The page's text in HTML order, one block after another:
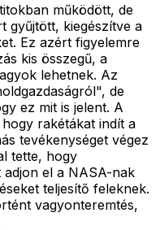
működött, de
gyűjtött, kiegészítve a
Ez azért figyelemre
kis összegű, a
lehetnek. Az
de
ez mit is jelent. A
rakétákat indít a
tevékenységet végez
tette, hogy
el a NASA-nak
teljesítő feleknek.
vagyonteremtés,